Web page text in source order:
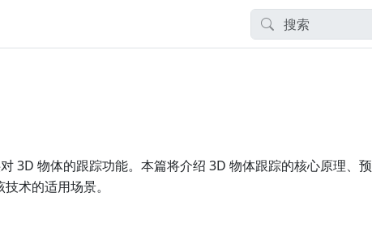
3D 物体的跟踪功能。本篇将介绍 3D 物体跟踪的核心原理、预
术的适用场景。